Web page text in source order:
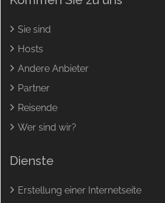
Sie sind
Hosts
Andere Anbieter
Partner
Reisende
Wer sind wir?
Dienste
Erstellung einer Internetseite